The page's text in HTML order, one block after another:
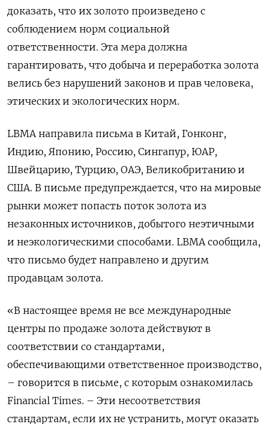
доказать, что их золото произведено с
соблюдением норм социальной
ответственности. Эта мера должна
гарантировать, что добыча и переработка золота
велись без нарушений законов и прав человека,
этических и экологических норм.
LBMA направила письма в Китай, Гонконг,
Индию, Японию, Россию, Сингапур, ЮАР,
Швейцарию, Турцию, ОАЭ, Великобританию и
США. В письме предупреждается, что на мировые
рынки может попасть поток золота из
незаконных источников, добытого неэтичными
и неэкологическими способами. LBMA сообщила,
что письмо будет направлено и другим
продавцам золота.
«В настоящее время не все международные
центры по продаже золота действуют в
соответствии со стандартами,
обеспечивающими ответственное производство,
– говорится в письме, с которым ознакомилась
Financial Times. – Эти несоответствия
стандартам, если их не устранить, могут оказать